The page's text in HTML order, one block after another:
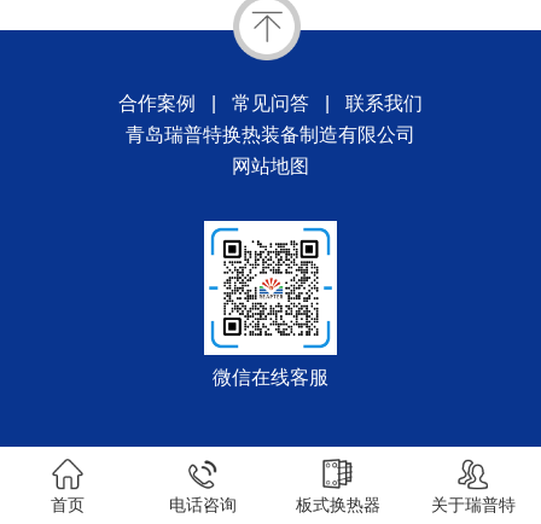
合作案例 常见问答
联系我们
青岛瑞普特换热装备制造有限公司
网站地图
微信在线客服
首页 电话咨询 板式换热器 关于瑞普特